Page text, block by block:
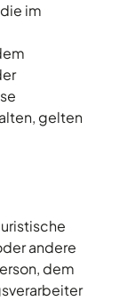
im
gelten
andere
dem